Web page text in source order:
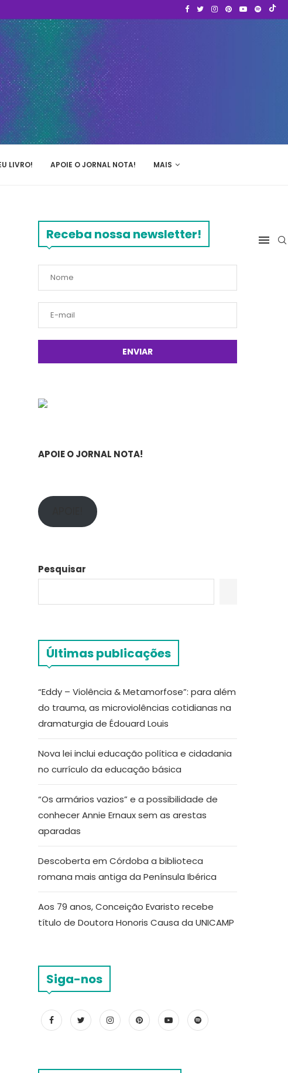
LIVRO! APOIE O JORNAL NOTA! MAIS
Receba nossa newsletter!
APOIE O JORNAL NOTA!
Pesquisar
Últimas publicações
“Eddy – Violência & Metamorfose”: para além
do trauma, as microviolências cotidianas na
dramaturgia de Édouard Louis
Nova lei inclui educação política e cidadania
no currículo da educação básica
“Os armários vazios” e a possibilidade de
conhecer Annie Ernaux sem as arestas
aparadas
Descoberta em Córdoba a biblioteca
romana mais antiga da Península Ibérica
Aos 79 anos, Conceição Evaristo recebe
título de Doutora Honoris Causa da UNICAMP
Siga-nos